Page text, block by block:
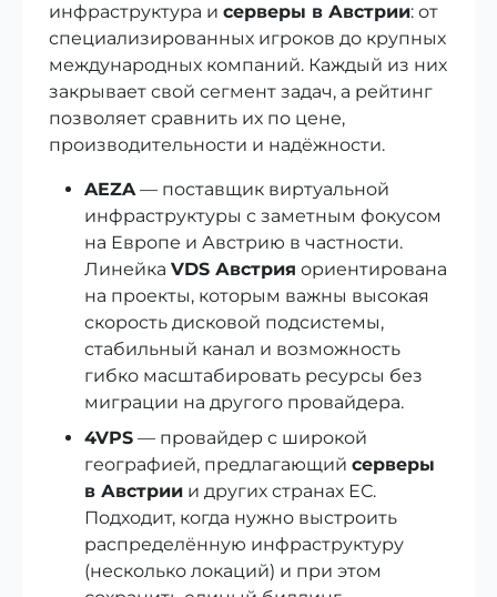
инфраструктура и серверы в Австрии: от
специализированных игроков до крупных
международных компаний. Каждый из них
закрывает свой сегмент задач, а рейтинг
позволяет сравнить их по цене,
производительности и надёжности.
AEZA— поставщик виртуальной
инфраструктуры с заметным фокусом
на Европе и Австрию в частности.
Линейка VDS Австрия ориентирована
на проекты, которым важны высокая
скорость дисковой подсистемы,
стабильный канал и возможность
гибко масштабировать ресурсы без
миграции на другого провайдера.
4VPS — провайдер с широкой
географией, предлагающий серверы
в Австрии и других странах ЕС.
Подходит, когда нужно выстроить
распределённую инфраструктуру
(несколько локаций) и при этом